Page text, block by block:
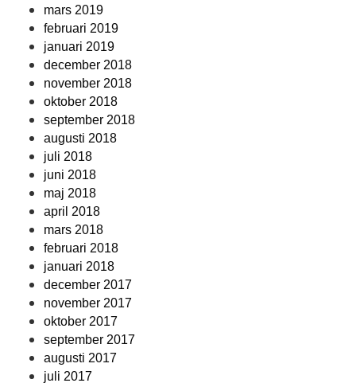
mars 2019
februari 2019
januari 2019
december 2018
november 2018
oktober 2018
september 2018
augusti 2018
juli 2018
juni 2018
maj 2018
april 2018
mars 2018
februari 2018
januari 2018
december 2017
november 2017
oktober 2017
september 2017
augusti 2017
juli 2017